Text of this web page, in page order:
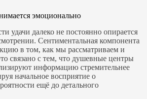
эмоционально
удачи далеко не постоянно опирается
Сентиментальная компонента
в том, как мы рассматриваем и
связано с тем, что душевные центры
информацию стремительнее
начальное восприятие о
ещё до детального